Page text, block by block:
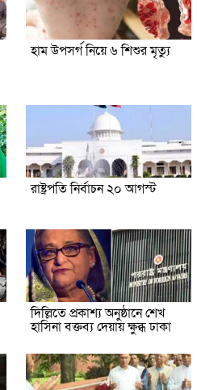
হাম উপসর্গ নিয়ে ৬ শিশুর মৃত্যু
রাষ্ট্রপতি নির্বাচন ২০ আগস্ট
দিল্লিতে প্রকাশ্য অনুষ্ঠানে শেখ
হাসিনা বক্তব্য দেয়ায় ক্ষুব্ধ ঢাকা